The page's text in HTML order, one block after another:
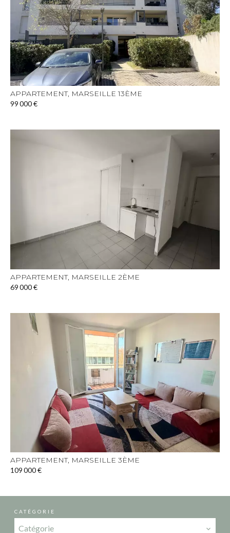
APPARTEMENT, MARSEILLE 13ÈME
99 000 €
APPARTEMENT, MARSEILLE 2ÈME
69 000 €
APPARTEMENT, MARSEILLE 3ÈME
109 000 €
CATÉGORIE
Catégorie